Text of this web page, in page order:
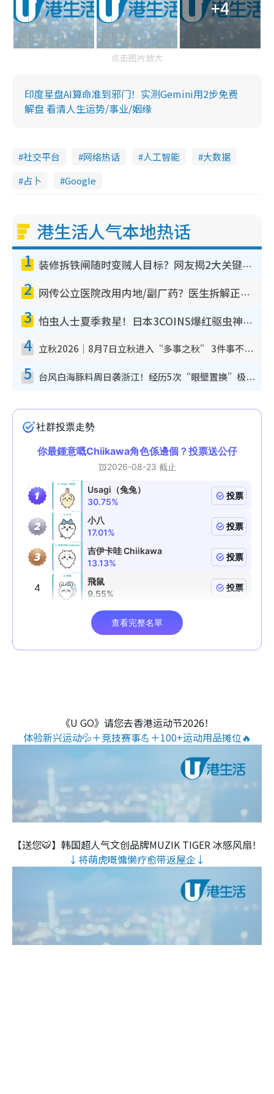
+4
点击图片放大
印度星盘AI算命准到邪门！实测Gemini用2步免费
解盘 看清人生运势/事业/姻缘
社交平台 网络热话 人工智能
大数据
占卜
Google
港生活人气本地热话
1 装修拆铁闸随时变贼人目标？网友揭2大关键用途：装新款等于白装？附新旧铁闸分别
2 网传公立医院改用内地/副厂药？医生拆解正副厂分别，揭4类人换药随时出事
3 怕虫人士夏季救星！日本3COINS爆红驱虫神器$45起 1招“全程免触碰”轻松搞定小强
4 立秋2026｜8月7日立秋进入“多事之秋” 3件事不可做！专家教6招开运 清杂物／钱包纳气接好运
5 台风白海豚料周日袭浙江！经历5次“眼壁置换”极罕见 成登陆内地最长途台风
《U GO》请您去香港运动节2026！
体验新兴运动💦＋竞技赛事💪＋100+运动用品摊位🔥
【送您🐯】韩国超人气文创品牌MUZIK TIGER 冰感风扇！
↓将萌虎嘅慵懒疗愈带返屋企↓